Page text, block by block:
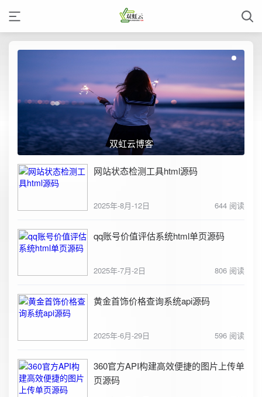
双虹云博客
网站状态检测工具html源码
2025年-8月-12日 644 阅读
qq账号价值评估系统html单页源码
2025年-7月-2日 806 阅读
黄金首饰价格查询系统api源码
2025年-6月-29日 596 阅读
360官方API构建高效便捷的图片上传单
页源码